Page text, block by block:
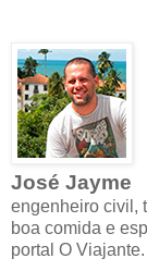
José Jayme
engenheiro civil,
boa comida e
portal O Viajante.